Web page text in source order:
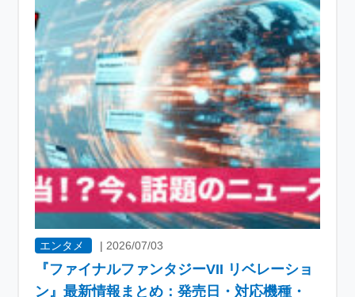
エンタメ |2026/07/03
『ファイナルファンタジーVII リベレーショ
ン』最新情報まとめ：発売日・対応機種・